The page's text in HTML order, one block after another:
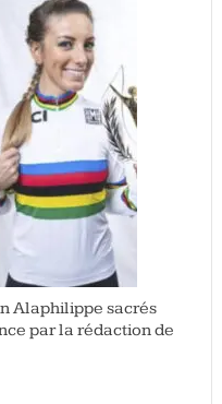
Alaphilippe sacrés
par la rédaction de